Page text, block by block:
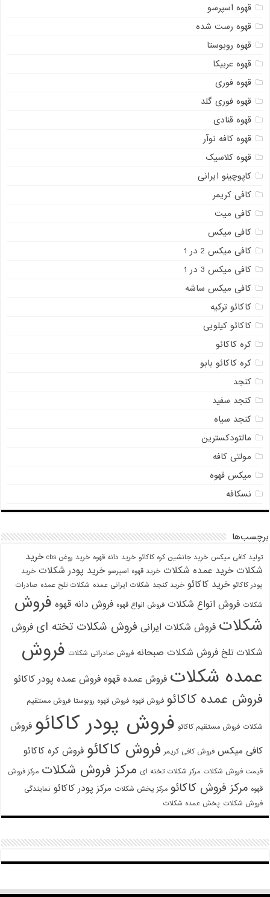
قهوه اسپرسو
قهوه رست شده
قهوه روبوستا
قهوه عربیکا
قهوه فوری
قهوه فوری گلد
قهوه قنادی
قهوه کافه نوآر
قهوه کلاسیک
کاپوچینو ایرانی
کافی کریمر
کافی میت
کافی میکس
کافی میکس 2 در 1
کافی میکس 3 در 1
کافی میکس ساشه
کاکائو ترکیه
کاکائو کیلویی
کره کاکائو
کره کاکائو بابو
کنجد
کنجد سفید
کنجد سیاه
مالتودکسترین
مولتی کافه
میکس قهوه
نسکافه
برچسب‌ها
تولید کافی میکس خرید جانشین کره کاکائو خرید دانه قهوه خرید روغن cbs
خرید
شکلات خرید عمده شکلات خرید قهوه اسپرسو خرید پودر شکلات خرید
پودر کاکائو خرید کاکائو خرید کنجد شکلات ایرانی عمده شکلات تلخ عمده صادرات
شکلات فروش انواع شکلات فروش انواع قهوه فروش دانه قهوه فروش
شکلات فروش شکلات ایرانی فروش شکلات تخته ای فروش
شکلات تلخ فروش شکلات صبحانه فروش صادراتی شکلات فروش
عمده شکلات فروش عمده قهوه فروش عمده پودر کاکائو
فروش عمده کاکائو فروش قهوه فروش قهوه روبوستا فروش مستقیم
شکلات فروش مستقیم کاکائو فروش پودر کاکائو فروش
کافی میکس فروش کافی کریمر فروش کاکائو فروش کره کاکائو
قیمت فروش شکلات مرکز شکلات تخته ای مرکز فروش شکلات مرکز فروش
قهوه مرکز فروش کاکائو مرکز پخش شکلات مرکز پودر کاکائو نمایندگی
فروش شکلات پخش عمده شکلات